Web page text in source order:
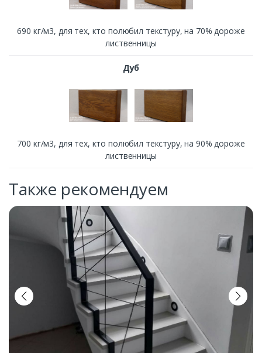
690 кг/м3, для тех, кто полюбил текстуру, на 70% дороже
лиственницы
Дуб
700 кг/м3, для тех, кто полюбил текстуру, на 90% дороже
лиственницы
Также рекомендуем